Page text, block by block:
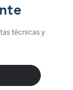
técnicas y